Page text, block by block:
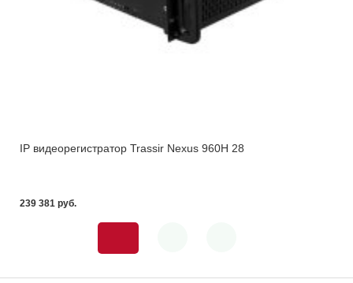
IP видеорегистратор Trassir Nexus 960H 28
239 381 pуб.